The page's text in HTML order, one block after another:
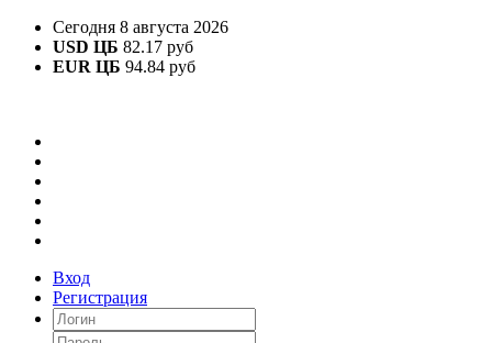
Сегодня 8 августа 2026
USD ЦБ 82.17 руб
EUR ЦБ 94.84 руб
Вход
Регистрация